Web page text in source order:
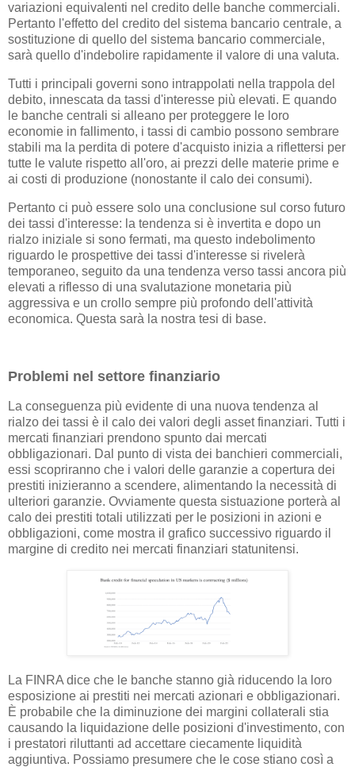
variazioni equivalenti nel credito delle banche commerciali.
Pertanto l'effetto del credito del sistema bancario centrale, a
sostituzione di quello del sistema bancario commerciale,
sarà quello d'indebolire rapidamente il valore di una valuta.
Tutti i principali governi sono intrappolati nella trappola del
debito, innescata da tassi d'interesse più elevati. E quando
le banche centrali si alleano per proteggere le loro
economie in fallimento, i tassi di cambio possono sembrare
stabili ma la perdita di potere d'acquisto inizia a riflettersi per
tutte le valute rispetto all'oro, ai prezzi delle materie prime e
ai costi di produzione (nonostante il calo dei consumi).
Pertanto ci può essere solo una conclusione sul corso futuro
dei tassi d'interesse: la tendenza si è invertita e dopo un
rialzo iniziale si sono fermati, ma questo indebolimento
riguardo le prospettive dei tassi d'interesse si rivelerà
temporaneo, seguito da una tendenza verso tassi ancora più
elevati a riflesso di una svalutazione monetaria più
aggressiva e un crollo sempre più profondo dell'attività
economica. Questa sarà la nostra tesi di base.
Problemi nel settore finanziario
La conseguenza più evidente di una nuova tendenza al
rialzo dei tassi è il calo dei valori degli asset finanziari. Tutti i
mercati finanziari prendono spunto dai mercati
obbligazionari. Dal punto di vista dei banchieri commerciali,
essi scopriranno che i valori delle garanzie a copertura dei
prestiti inizieranno a scendere, alimentando la necessità di
ulteriori garanzie. Ovviamente questa sistuazione porterà al
calo dei prestiti totali utilizzati per le posizioni in azioni e
obbligazioni, come mostra il grafico successivo riguardo il
margine di credito nei mercati finanziari statunitensi.
La FINRA dice che le banche stanno già riducendo la loro
esposizione ai prestiti nei mercati azionari e obbligazionari.
È probabile che la diminuzione dei margini collaterali stia
causando la liquidazione delle posizioni d'investimento, con
i prestatori riluttanti ad accettare ciecamente liquidità
aggiuntiva. Possiamo presumere che le cose stiano così a